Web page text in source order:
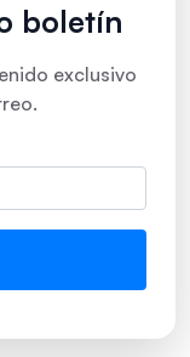
boletín
exclusivo